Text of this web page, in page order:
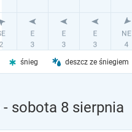
śnieg deszcz ze śniegiem
- sobota 8 sierpnia